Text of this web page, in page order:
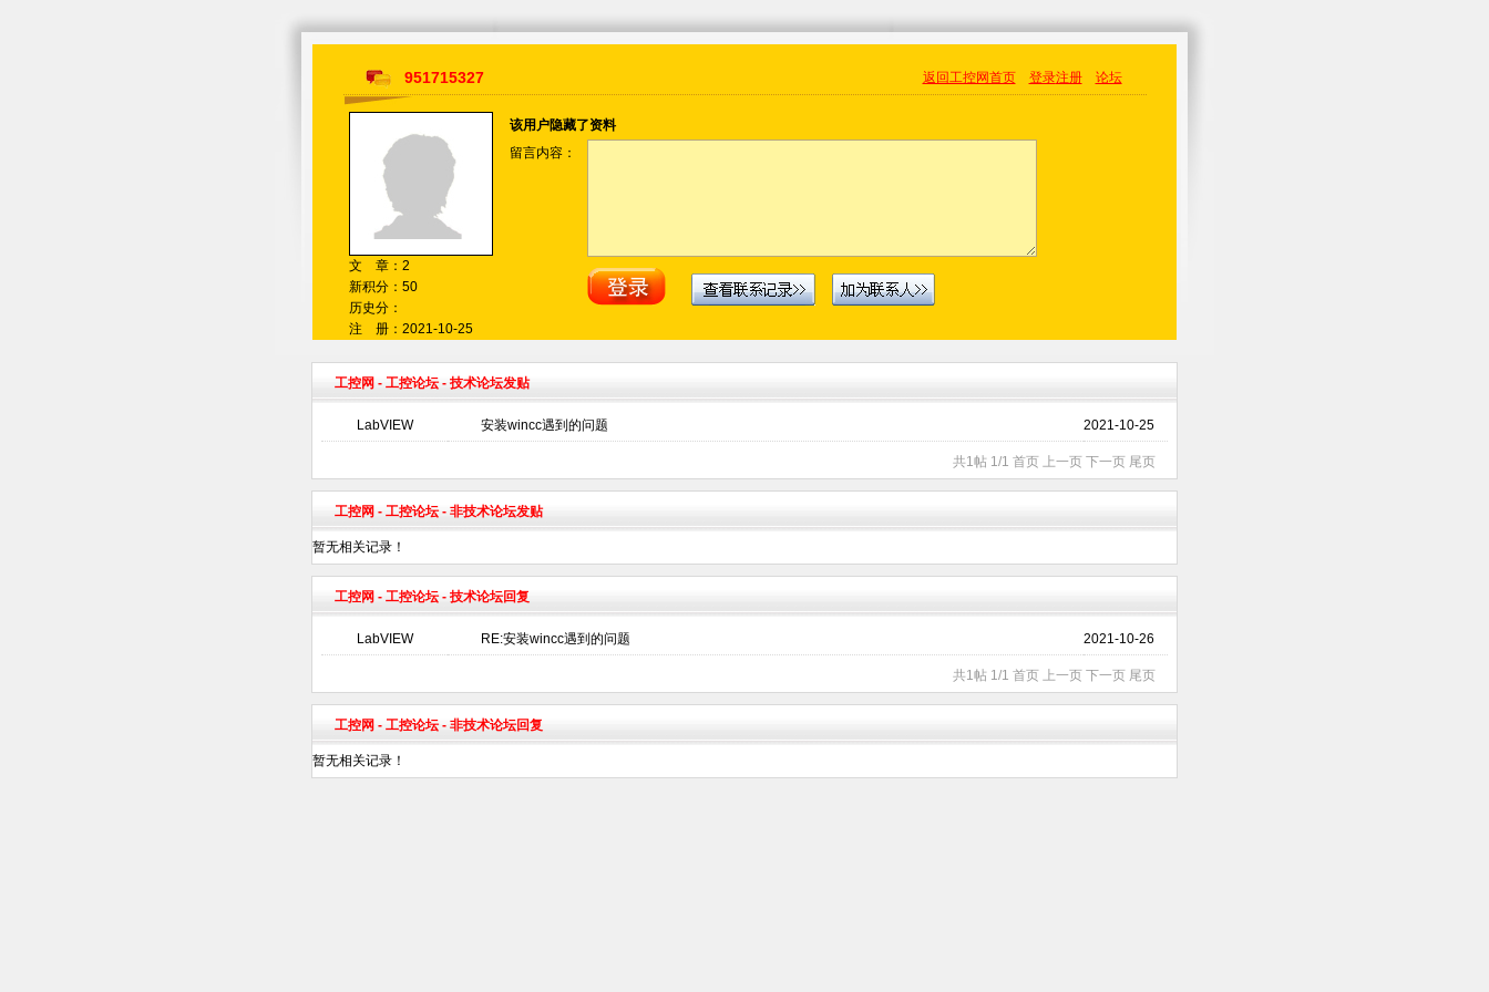
951715327 返回工控网首页 登录注册 论坛
文 章：2
新积分：50
历史分：
注 册：2021-10-25
该用户隐藏了资料
留言内容：
工控网 - 工控论坛- 技术论坛发贴
LabVIEW 安装wincc遇到的问题 2021-10-25
共1帖 1/1 首页 上一页 下一页 尾页
工控网 - 工控论坛- 非技术论坛发贴
暂无相关记录！
工控网 - 工控论坛- 技术论坛回复
LabVIEW RE:安装wincc遇到的问题 2021-10-26
共1帖 1/1 首页 上一页 下一页 尾页
工控网 - 工控论坛- 非技术论坛回复
暂无相关记录！